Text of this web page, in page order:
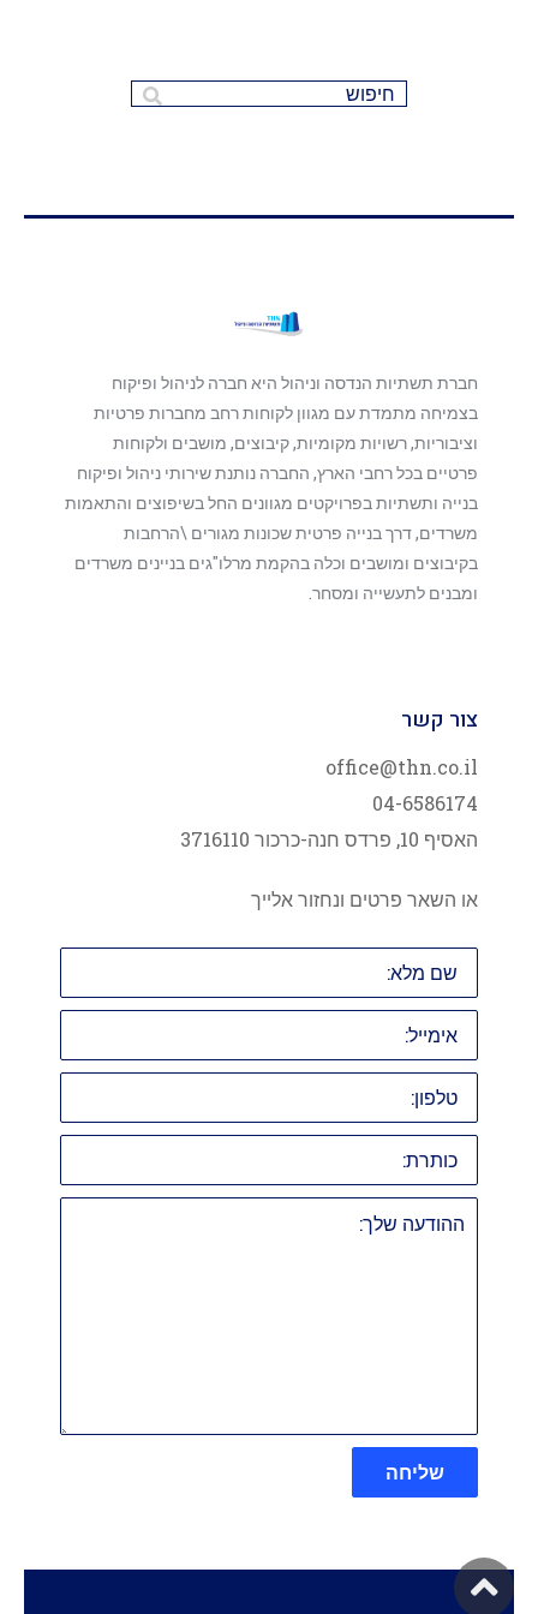
חברת תשתיות הנדסה וניהול היא חברה לניהול ופיקוח
בצמיחה מתמדת עם מגוון לקוחות רחב מחברות פרטיות
וציבוריות, רשויות מקומיות, קיבוצים, מושבים ולקוחות
פרטיים בכל רחבי הארץ, החברה נותנת שירותי ניהול ופיקוח
בנייה ותשתיות בפרויקטים מגוונים החל בשיפוצים והתאמות
משרדים, דרך בנייה פרטית שכונות מגורים \הרחבות
בקיבוצים ומושבים וכלה בהקמת מרלו"גים בניינים משרדים
ומבנים לתעשייה ומסחר.
צור קשר
office@thn.co.il
04-6586174
האסיף 10, פרדס חנה-כרכור 3716110
או השאר פרטים ונחזור אלייך
שם
מלא:
אימייל:
טלפון:
כותרת:
ההודעה
שלך:
שליחה
גלילה